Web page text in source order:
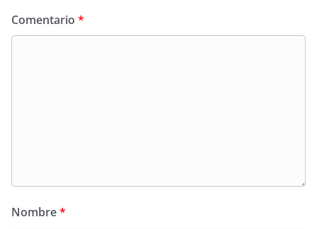
Comentario *
Nombre*